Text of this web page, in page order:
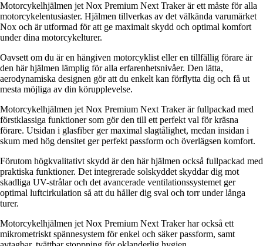
Motorcykelhjälmen jet Nox Premium Next Traker är ett måste för alla
motorcykelentusiaster. Hjälmen tillverkas av det välkända varumärket
Nox och är utformad för att ge maximalt skydd och optimal komfort
under dina motorcykelturer.
Oavsett om du är en hängiven motorcyklist eller en tillfällig förare är
den här hjälmen lämplig för alla erfarenhetsnivåer. Den lätta,
aerodynamiska designen gör att du enkelt kan förflytta dig och få ut
mesta möjliga av din körupplevelse.
Motorcykelhjälmen jet Nox Premium Next Traker är fullpackad med
förstklassiga funktioner som gör den till ett perfekt val för kräsna
förare. Utsidan i glasfiber ger maximal slagtålighet, medan insidan i
skum med hög densitet ger perfekt passform och överlägsen komfort.
Förutom högkvalitativt skydd är den här hjälmen också fullpackad med
praktiska funktioner. Det integrerade solskyddet skyddar dig mot
skadliga UV-strålar och det avancerade ventilationssystemet ger
optimal luftcirkulation så att du håller dig sval och torr under långa
turer.
Motorcykelhjälmen jet Nox Premium Next Traker har också ett
mikrometriskt spännesystem för enkel och säker passform, samt